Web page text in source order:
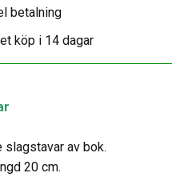
slagstavar av bok.
20 cm.
betalning
köp i 14 dagar